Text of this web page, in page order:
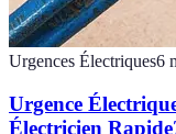
Urgences Électriques6
Urgence
Électricien